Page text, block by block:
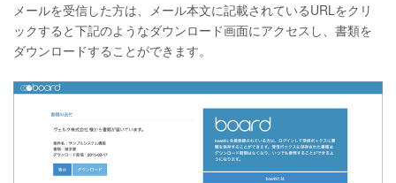
メールを受信した方は、メール本文に記載されているURLをクリ
ックすると下記のようなダウンロード画面にアクセスし、書類を
ダウンロードすることができます。